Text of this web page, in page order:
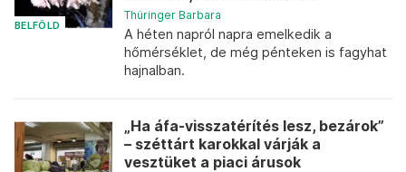
BELFÖLD
Thüringer Barbara
A héten napról napra emelkedik a
hőmérséklet, de még pénteken is fagyhat
hajnalban.
„Ha áfa-visszatérítés lesz, bezárok”
– széttárt karokkal várják a
vesztüket a piaci árusok